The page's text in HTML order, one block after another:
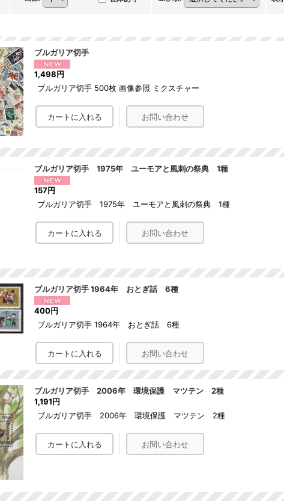
ブルガリア切手
1,498円
ブルガリア切手 500枚 画像参照 ミクスチャー
ブルガリア切手 1975年 ユーモアと風刺の祭典 1種
157円
ブルガリア切手 1975年 ユーモアと風刺の祭典 1種
ブルガリア切手 1964年 おとぎ話 6種
400円
ブルガリア切手 1964年 おとぎ話 6種
ブルガリア切手 2006年 環境保護 マツテン 2種
1,191円
ブルガリア切手 2006年 環境保護 マツテン 2種